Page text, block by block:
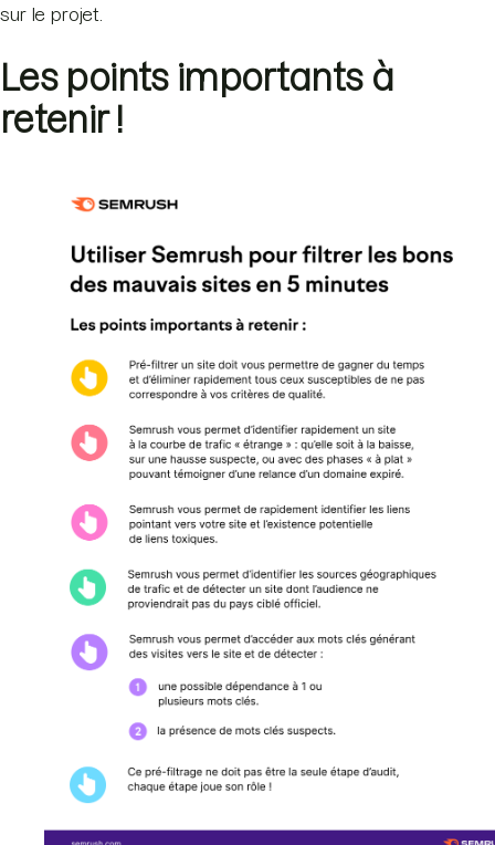
sur le projet.
Les points importants à
retenir !